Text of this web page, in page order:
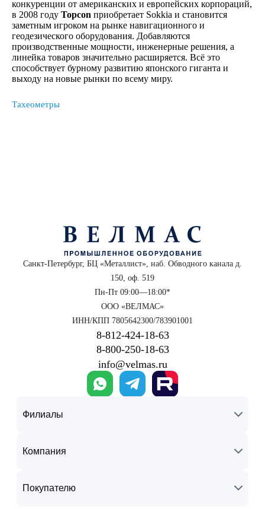
конкуренции от американских и европейских корпораций,
в 2008 году Topcon приобретает Sokkia и становится
заметным игроком на рынке навигационного и
геодезического оборудования. Добавляются
производственные мощности, инженерные решения, а
линейка товаров значительно расширяется. Всё это
способствует бурному развитию японского гиганта и
выходу на новые рынки по всему миру.
Тахеометры
Санкт-Петербург, БЦ «Металлист», наб. Обводного канала д.
150, оф. 519
Пн-Пт 09:00—18:00*
ООО «ВЕЛМАС»
ИНН/КПП 7805642300/783901001
8‑812‑424‑18‑63
8‑800‑250‑18‑63
info@velmas.ru
Филиалы
Компания
Покупателю